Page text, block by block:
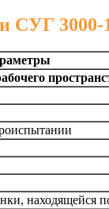
СУГ
находящейся